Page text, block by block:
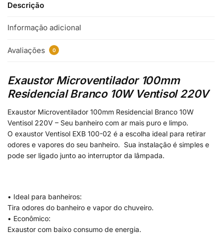
Descrição
Informação adicional
Avaliações 0
Exaustor Microventilador 100mm
Residencial Branco 10W Ventisol 220V
Exaustor Microventilador 100mm Residencial Branco 10W
Ventisol 220V – Seu banheiro com ar mais puro e limpo.
O exaustor Ventisol EXB 100-02 é a escolha ideal para retirar
odores e vapores do seu banheiro. Sua instalação é simples e
pode ser ligado junto ao interruptor da lâmpada.
• Ideal para banheiros:
Tira odores do banheiro e vapor do chuveiro.
• Econômico:
Exaustor com baixo consumo de energia.